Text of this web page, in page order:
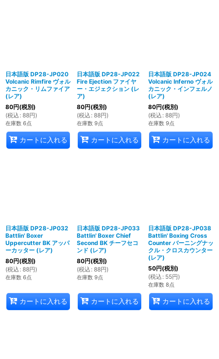
日本語版 DP28-JP020
Volcanic Rimfire ヴォル
カニック・リムファイア
(レア)
80円(税別)
(税込 : 88円)
在庫数 6点
カートに入れる
日本語版 DP28-JP022
Fire Ejection ファイヤ
ー・エジェクション (レ
ア)
80円(税別)
(税込 : 88円)
在庫数 9点
カートに入れる
日本語版 DP28-JP024
Volcanic Inferno ヴォル
カニック・インフェルノ
(レア)
80円(税別)
(税込 : 88円)
在庫数 9点
カートに入れる
日本語版 DP28-JP032
Battlin' Boxer
Uppercutter BK アッパ
ーカッター (レア)
80円(税別)
(税込 : 88円)
在庫数 6点
カートに入れる
日本語版 DP28-JP033
Battlin' Boxer Chief
Second BK チーフセコ
ンド (レア)
80円(税別)
(税込 : 88円)
在庫数 9点
カートに入れる
日本語版 DP28-JP038
Battlin' Boxing Cross
Counter バーニングナッ
クル・クロスカウンター
(レア)
50円(税別)
(税込 : 55円)
在庫数 8点
カートに入れる